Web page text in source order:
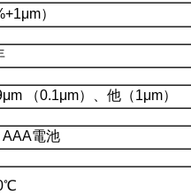
）
（0.1μm）、他（1μm）
AAA電池